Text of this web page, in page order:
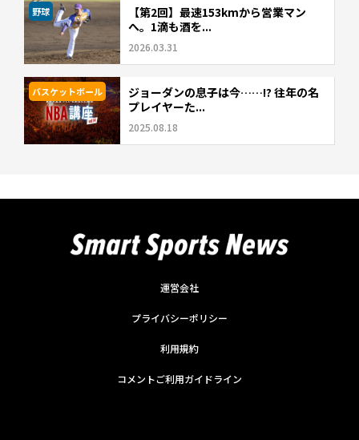
野球
【第2回】最速153kmから営業マン
へ。1滴も酒を...
2026.03.31
バスケットボール
ジョーダンの息子は今……!? 往年の名
プレイヤーた...
2025.08.18
運営会社
プライバシーポリシー
利用規約
コメントご利用ガイドライン